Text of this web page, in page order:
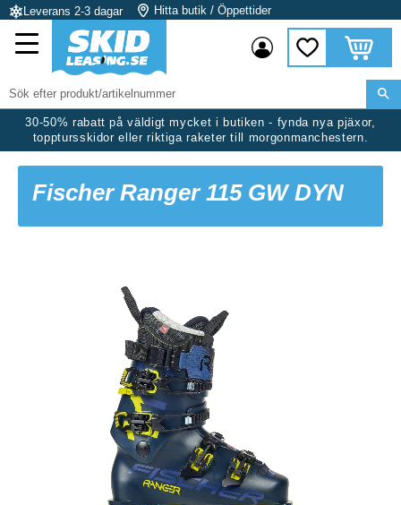
Meny
Leverans 2-3 dagar Hitta butik / Öppettider
Favoriter
Kundvagn
30-50% rabatt på väldigt mycket i butiken - fynda nya pjäxor,
topptursskidor eller riktiga raketer till morgonmanchestern.
Fischer Ranger 115 GW DYN